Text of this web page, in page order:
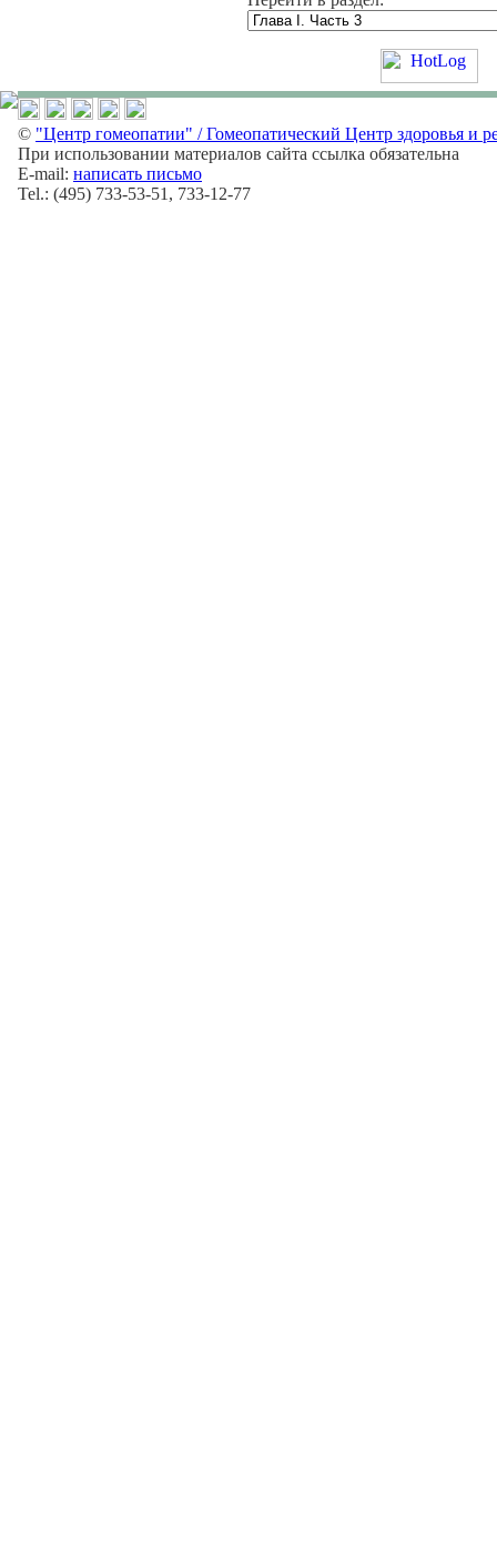
© "Центр гомеопатии" / Гомеопатический Центр здоровья и
При использовании материалов сайта ссылка обязательна
E-mail: написать письмо
Tel.: (495) 733-53-51, 733-12-77